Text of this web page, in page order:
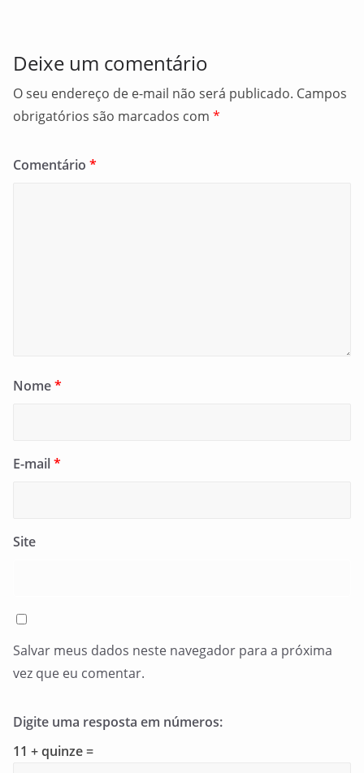
Deixe um comentário
O seu endereço de e-mail não será publicado. Campos
obrigatórios são marcados com *
Comentário *
Nome*
E-mail*
Site
Salvar meus dados neste navegador para a próxima
vez que eu comentar.
Digite uma resposta em números:
11 + quinze =